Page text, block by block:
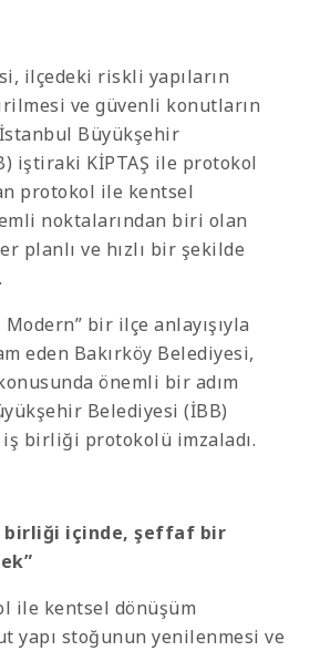
ilçedeki riskli yapıların
ve güvenli konutların
Büyükşehir
iştiraki KİPTAŞ ile protokol
protokol ile kentsel
noktalarından biri olan
planlı ve hızlı bir şekilde
bir ilçe anlayışıyla
eden Bakırköy Belediyesi,
önemli bir adım
Belediyesi (İBB)
birliği protokolü imzaladı.
birliği içinde, şeffaf bir
ile kentsel dönüşüm
yapı stoğunun yenilenmesi ve